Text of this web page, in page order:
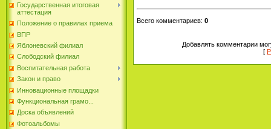
Государственная итоговая
аттестация
Положение о правилах приема
ВПР
Яблоневский филиал
Слободский филиал
Воспитательная работа
Закон и право
Инновационные площадки
Функциональная грамо...
Доска объявлений
Фотоальбомы
Всего комментариев: 0
Добавлять комментарии
[